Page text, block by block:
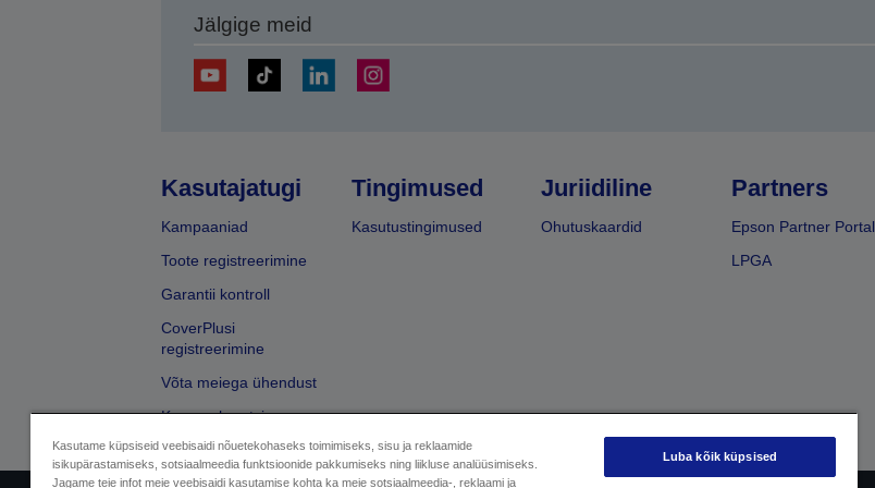
Jälgige meid
Kasutajatugi
Kampaaniad
Toote registreerimine
Garantii kontroll
CoverPlusi
registreerimine
Võta meiega ühendust
Kaupmehe otsing
Tingimused
Kasutustingimused
Juriidiline
Ohutuskaardid
Partners
Epson Partner Portal
LPGA
Kasutame küpsiseid veebisaidi nõuetekohaseks toimimiseks, sisu ja reklaamide
isikupärastamiseks, sotsiaalmeedia funktsioonide pakkumiseks ning liikluse analüüsimiseks.
Jagame teie infot meie veebisaidi kasutamise kohta ka meie sotsiaalmeedia-, reklaami ja
Luba kõik küpsised